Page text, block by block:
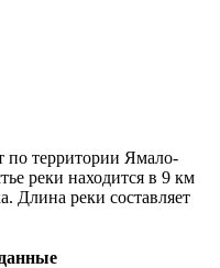
по территории Ямало-
реки находится в 9 км
Длина реки составляет